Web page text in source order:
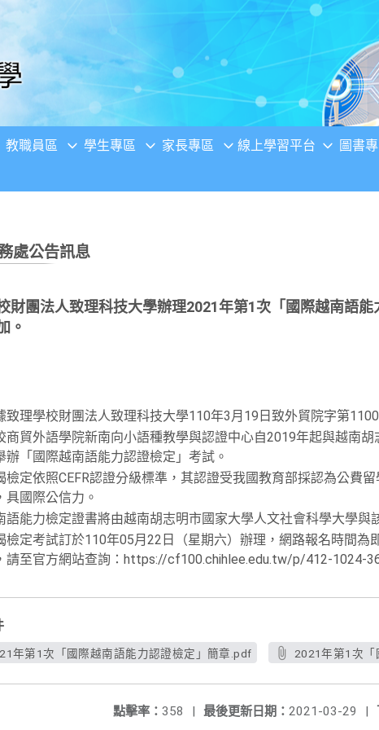
教職員區 學生專區 家長專區 線上學習平台 圖書
處公告訊息
財團法人致理科技大學辦理2021年第1次「國際越南語
。
致理學校財團法人致理科技大學110年3月19日致外貿院字第
商貿外語學院新南向小語種教學與認證中心自2019年起與越南
辦「國際越南語能力認證檢定」考試。
檢定依照CEFR認證分級標準，其認證受我國教育部採認為公費
具國際公信力。
語能力檢定證書將由越南胡志明市國家大學人文社會科學大學與
檢定考試訂於110年05月22日（星期六）辦理，網路報名時間
請至官方網站查詢：https://cf100.chihlee.edu.tw/p/412-1024-
年第1次「國際越南語能力認證檢定」簡章.pdf 2021年第1次「
最後更新日期： 2021-03-29 |
點擊率： 358 |